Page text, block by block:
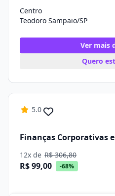
Centro
Teodoro Sampaio/SP
Ver mais
Quero
5.0
Finanças Corporativas
12x de R$ 306,80
R$ 99,00 -68%